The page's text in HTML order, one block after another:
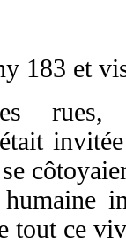
183 et
tout ce